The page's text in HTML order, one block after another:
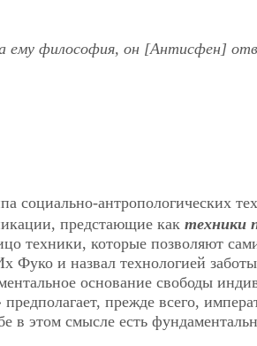
ему философия, он [Антисфен]
социально-антропологических
предстающие как техники
техники, которые позволяют
Фуко и назвал технологией
основание свободы
предполагает, прежде всего,
в этом смысле есть